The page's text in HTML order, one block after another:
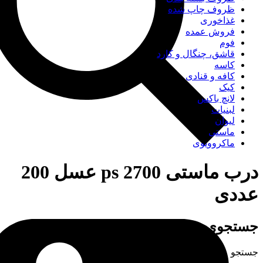
ظروف چاپ شده
غذاخوری
فروش عمده
فوم
قاشق، چنگال و کارد
کاسه
کافه و قنادی
کیک
لانچ باکس
لبنیات
لیوان
ماستی
ماکروویوی
درب ماستی 2700 ps عسل 200
عددی
جستجوی
جستجو